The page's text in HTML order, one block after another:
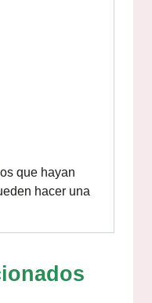
que hayan
hacer una